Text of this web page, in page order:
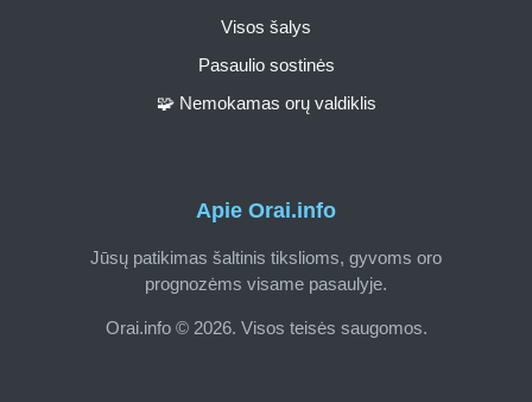
Apie Orai.info
Jūsų patikimas šaltinis tikslioms, gyvoms oro
prognozėms visame pasaulyje.
Orai.info © 2026. Visos teisės saugomos.
Visos šalys
Pasaulio sostinės
🧩 Nemokamas orų valdiklis